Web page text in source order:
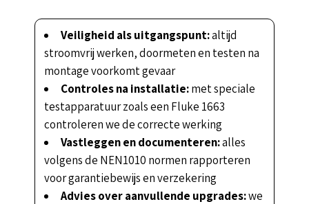
Veiligheid als uitgangspunt:altijd
stroomvrij werken, doormeten en testen na
montage voorkomt gevaar
Controles na installatie:met speciale
testapparatuur zoals een Fluke 1663
controleren we de correcte werking
Vastleggen en documenteren:alles
volgens de NEN1010 normen rapporteren
voor garantiebewijs en verzekering
Advies over aanvullende upgrades:we